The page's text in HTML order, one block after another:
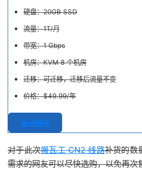
硬盘：20GB SSD
流量：1T/月
带宽：1 Gbps
机房：KVM 8 个机房
迁移：可迁移，迁移后流量不变
价格：$49.99/年
直达链接
对于此次搬瓦工 CN2 线路补货的数
需求的网友可以尽快选购，以免再次